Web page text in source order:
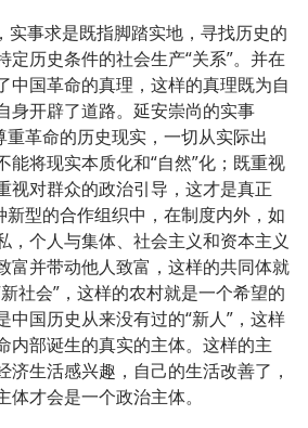
实事求是既指脚踏实地，寻找历史的
定历史条件的社会生产“关系”。并在
中国革命的真理，这样的真理既为自
身开辟了道路。延安崇尚的实事
重革命的历史现实，一切从实际出
能将现实本质化和“自然”化；既重视
视对群众的政治引导，这才是真正
新型的合作组织中，在制度内外，如
，个人与集体、社会主义和资本主义
富并带动他人致富，这样的共同体就
社会”，这样的农村就是一个希望的
中国历史从来没有过的“新人”，这样
内部诞生的真实的主体。这样的主
济生活感兴趣，自己的生活改善了，
才会是一个政治主体。